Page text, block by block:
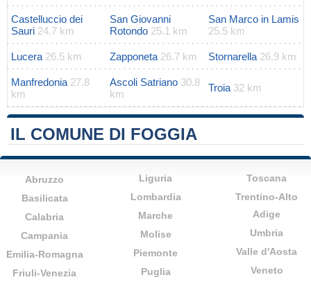
Castelluccio dei
Sauri 24.7 km
San Giovanni
Rotondo 25.1 km
San Marco in Lamis
25.5 km
Lucera 26.5 km Zapponeta 26.7 km Stornarella 26.9 km
Manfredonia 27.8
km
Ascoli Satriano 30.8
km
Troia 32 km
IL COMUNE DI FOGGIA
Abruzzo
Basilicata
Calabria
Campania
Emilia-Romagna
Friuli-Venezia
Liguria
Lombardia
Marche
Molise
Piemonte
Puglia
Toscana
Trentino-Alto
Adige
Umbria
Valle d'Aosta
Veneto